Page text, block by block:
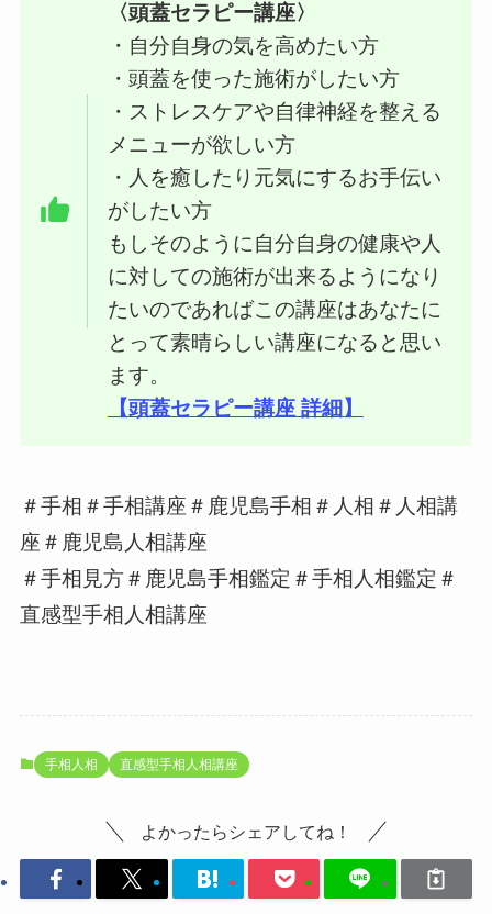
〈頭蓋セラピー講座〉
・自分自身の気を高めたい方
・頭蓋を使った施術がしたい方
・ストレスケアや自律神経を整える
メニューが欲しい方
・人を癒したり元気にするお手伝い
がしたい方
もしそのように自分自身の健康や人
に対しての施術が出来るようになり
たいのであればこの講座はあなたに
とって素晴らしい講座になると思い
ます。
【頭蓋セラピー講座 詳細】
＃手相＃手相講座＃鹿児島手相＃人相＃人相講
座＃鹿児島人相講座
＃手相見方＃鹿児島手相鑑定＃手相人相鑑定＃
直感型手相人相講座
手相人相 直感型手相人相講座
よかったらシェアしてね！